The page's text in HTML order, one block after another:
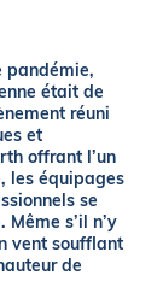
pandémie,
était de
réuni
et
offrant l’un
les équipages
se
s’il n’y
vent soufflant
de